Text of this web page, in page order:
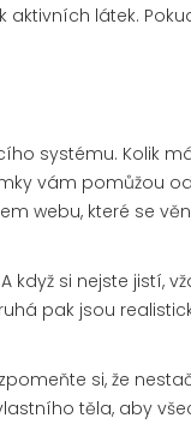
látek.
systému. Kolik
vám pomůžou
webu, které se
si nejste jistí,
pak jsou
si, že
těla, aby